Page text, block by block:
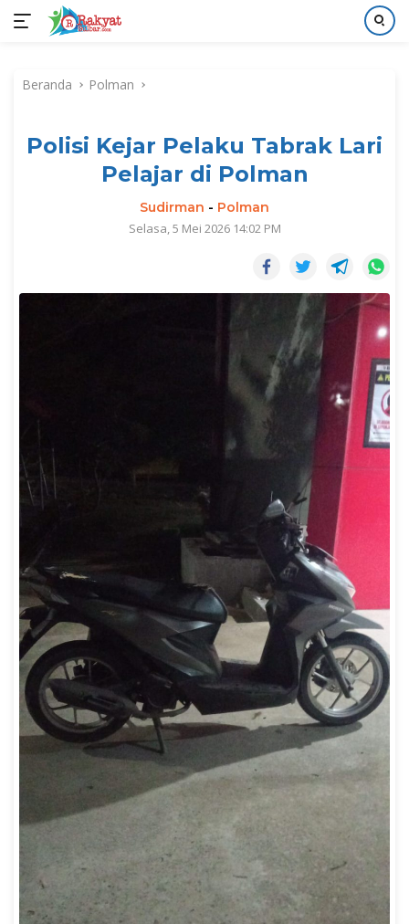
kontenBeranda Polman
Polisi Kejar Pelaku Tabrak Lari
Pelajar di Polman
Sudirman - Polman
Selasa, 5 Mei 2026 14:02 PM